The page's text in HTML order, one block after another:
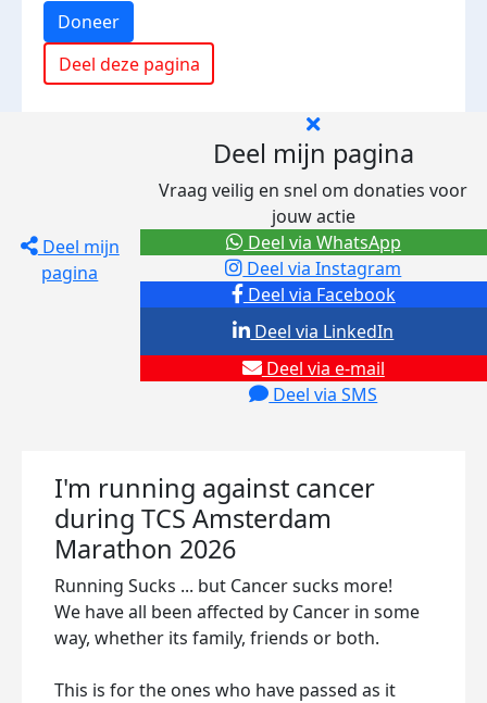
Doneer
Deel deze pagina
Deel mijn
pagina
Deel mijn pagina
Vraag veilig en snel om donaties voor
jouw actie
Deel via Facebook
Deel via Instagram
Deel via e-mail
Deel via SMS
Deel via LinkedIn
Deel via WhatsApp
I'm running against cancer
during TCS Amsterdam
Marathon 2026
Running Sucks ... but Cancer sucks more!
We have all been affected by Cancer in some
way, whether its family, friends or both.
This is for the ones who have passed as it